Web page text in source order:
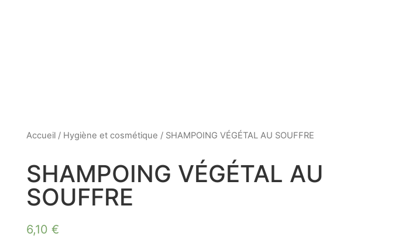
Accueil / Hygiène et cosmétique / SHAMPOING VÉGÉTAL AU SOUFFRE
SHAMPOING VÉGÉTAL AU
SOUFFRE
6,10 €